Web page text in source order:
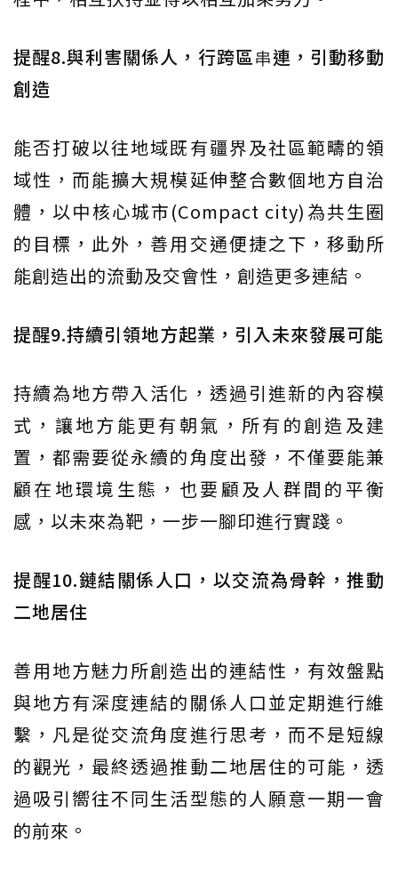
提醒8.與利害關係人，行跨區串連，引動移動
創造
能否打破以往地域既有疆界及社區範疇的領
域性，而能擴大規模延伸整合數個地方自治
體，以中核心城市(Compact city)為共生圈
的目標，此外，善用交通便捷之下，移動所
能創造出的流動及交會性，創造更多連結。
提醒9.持續引領地方起業，引入未來發展可能
持續為地方帶入活化，透過引進新的內容模
式，讓地方能更有朝氣，所有的創造及建
置，都需要從永續的角度出發，不僅要能兼
顧在地環境生態，也要顧及人群間的平衡
感，以未來為靶，一步一腳印進行實踐。
提醒10.鏈結關係人口，以交流為骨幹，推動
二地居住
善用地方魅力所創造出的連結性，有效盤點
與地方有深度連結的關係人口並定期進行維
繫，凡是從交流角度進行思考，而不是短線
的觀光，最終透過推動二地居住的可能，透
過吸引嚮往不同生活型態的人願意一期一會
的前來。